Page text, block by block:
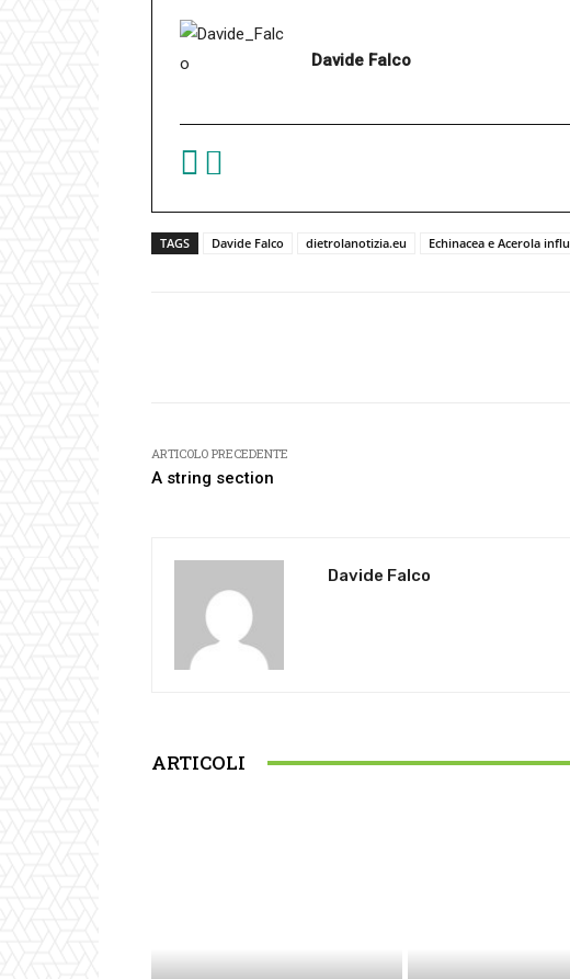
Davide Falco
TAGS Davide Falco dietrolanotizia.eu Echinacea e Acerola
ARTICOLO PRECEDENTE
A string section
Davide Falco
ARTICOLI